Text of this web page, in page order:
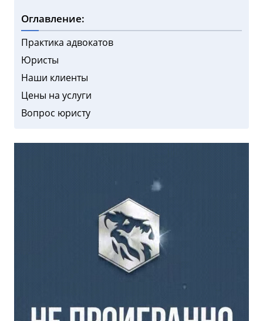
Оглавление:
Практика адвокатов
Юристы
Наши клиенты
Цены на услуги
Вопрос юристу